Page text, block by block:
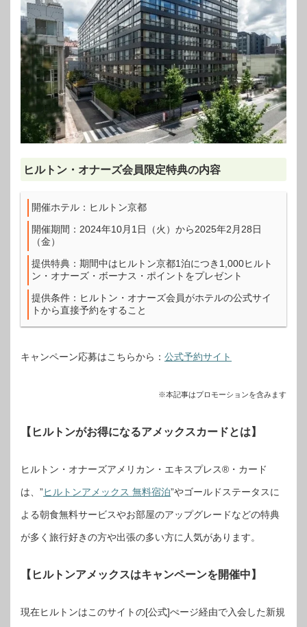
ヒルトン・オナーズ会員限定特典の内容
開催ホテル：ヒルトン京都
開催期間：2024年10月1日（火）から2025年2月28日
（金）
提供特典：期間中はヒルトン京都1泊につき1,000ヒルト
ン・オナーズ・ボーナス・ポイントをプレゼント
提供条件：ヒルトン・オナーズ会員がホテルの公式サイ
トから直接予約をすること
キャンペーン応募はこちらから： 公式予約サイト
※本記事はプロモーションを含みます
【ヒルトンがお得になるアメックスカードとは】
ヒルトン・オナーズアメリカン・エキスプレス®・カード
は、”ヒルトンアメックス 無料宿泊”やゴールドステータスに
よる朝食無料サービスやお部屋のアップグレードなどの特典
が多く旅行好きの方や出張の多い方に人気があります。
【ヒルトンアメックスはキャンペーンを開催中】
現在ヒルトンはこのサイトの[公式]ぺージ経由で入会した新規